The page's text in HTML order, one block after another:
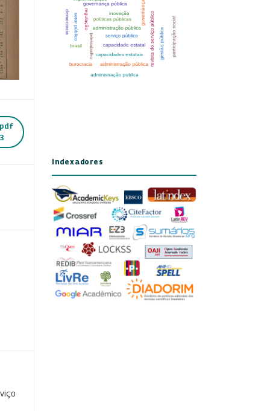
pdf
3
Indexadores